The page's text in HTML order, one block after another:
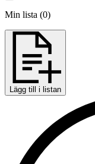
Min lista (0)
Lägg till i listan